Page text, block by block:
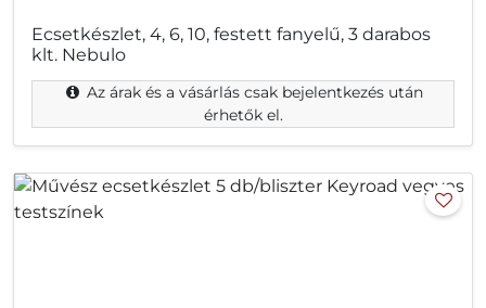
Ecsetkészlet, 4, 6, 10, festett fanyelű, 3 darabos
klt. Nebulo
Az árak és a vásárlás csak bejelentkezés után
érhetők el.